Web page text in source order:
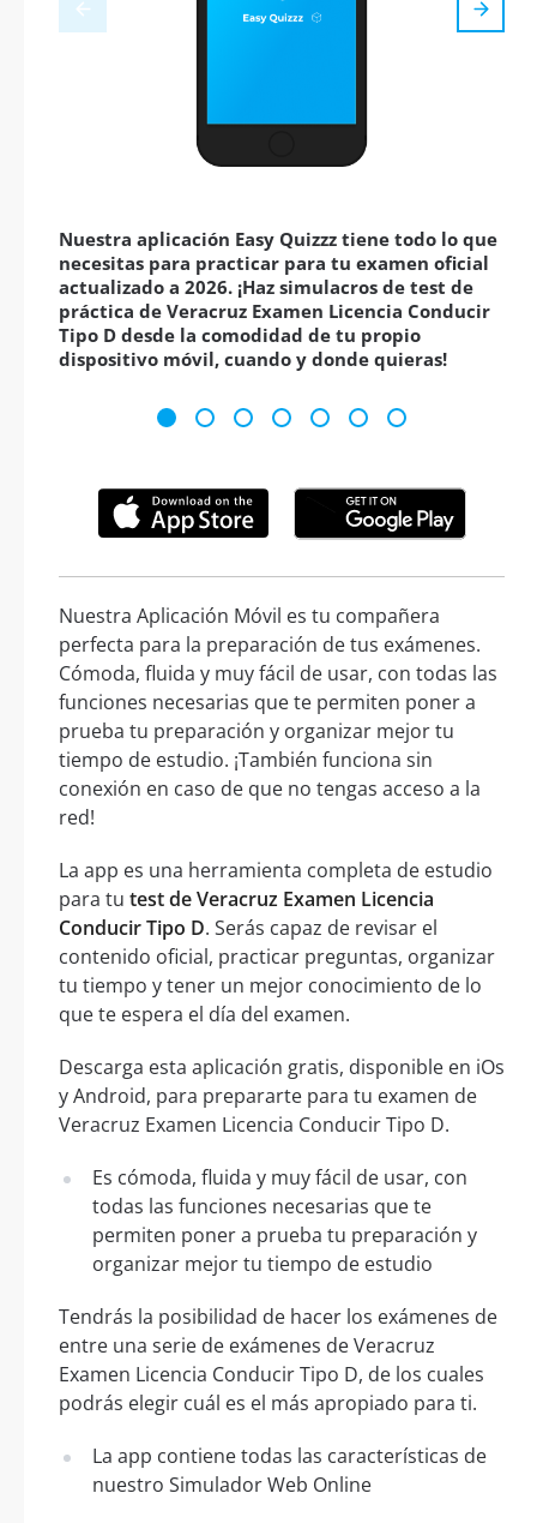
Nuestra aplicación Easy Quizzz tiene todo lo que
necesitas para practicar para tu examen oficial
actualizado a 2026. ¡Haz simulacros de test de
práctica de Veracruz Examen Licencia Conducir
Tipo D desde la comodidad de tu propio
dispositivo móvil, cuando y donde quieras!
Nuestra Aplicación Móvil es tu compañera
perfecta para la preparación de tus exámenes.
Cómoda, fluida y muy fácil de usar, con todas las
funciones necesarias que te permiten poner a
prueba tu preparación y organizar mejor tu
tiempo de estudio. ¡También funciona sin
conexión en caso de que no tengas acceso a la
red!
La app es una herramienta completa de estudio
para tu test de Veracruz Examen Licencia
Conducir Tipo D. Serás capaz de revisar el
contenido oficial, practicar preguntas, organizar
tu tiempo y tener un mejor conocimiento de lo
que te espera el día del examen.
Descarga esta aplicación gratis, disponible en iOs
y Android, para prepararte para tu examen de
Veracruz Examen Licencia Conducir Tipo D.
Es cómoda, fluida y muy fácil de usar, con
todas las funciones necesarias que te
permiten poner a prueba tu preparación y
organizar mejor tu tiempo de estudio
Tendrás la posibilidad de hacer los exámenes de
entre una serie de exámenes de Veracruz
Examen Licencia Conducir Tipo D, de los cuales
podrás elegir cuál es el más apropiado para ti.
La app contiene todas las características de
nuestro Simulador Web Online